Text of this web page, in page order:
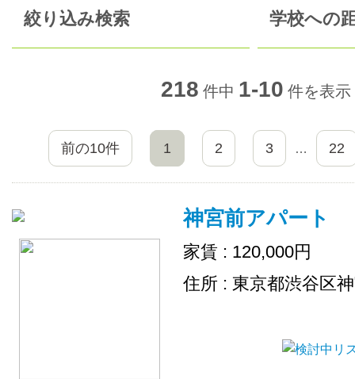
絞り込み検索 学校への
218 件中 1-10 件を表示
前の10件 1 2 3 … 22
神宮前アパート
家賃 : 120,000円
住所 : 東京都渋谷区